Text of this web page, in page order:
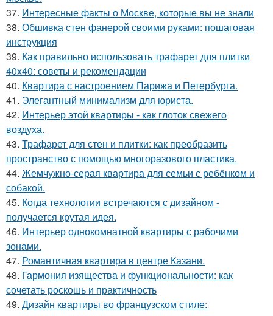
37. Интересные факты о Москве, которые вы не знали
38. Обшивка стен фанерой своими руками: пошаговая
инструкция
39. Как правильно использовать трафарет для плитки
40x40: советы и рекомендации
40. Квартира с настроением Парижа и Петербурга.
41. Элегантный минимализм для юриста.
42. Интерьер этой квартиры - как глоток свежего
воздуха.
43. Трафарет для стен и плитки: как преобразить
пространство с помощью многоразового пластика.
44. Жемчужно-серая квартира для семьи с ребёнком и
собакой.
45. Когда технологии встречаются с дизайном -
получается крутая идея.
46. Интерьер однокомнатной квартиры с рабочими
зонами.
47. Романтичная квартира в центре Казани.
48. Гармония изящества и функциональности: как
сочетать роскошь и практичность
49. Дизайн квартиры во французском стиле: